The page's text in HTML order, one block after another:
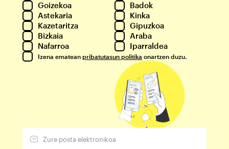
Goizekoa
Badok
Astekaria
Kinka
Kazetaritza
Gipuzkoa
Bizkaia
Araba
Nafarroa
Iparraldea
Izena ematean pribatutasun politika onartzen duzu.